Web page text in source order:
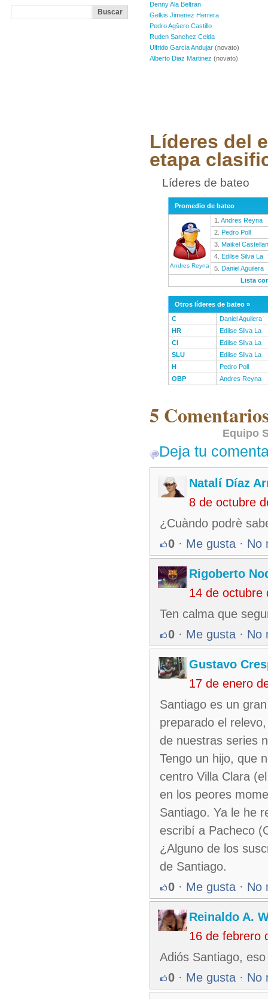
Denny Ala Beltran
Gelkis Jimenez Herrera
Pedro Agšero Castillo
Ruden Sanchez Celda
Ulfrido Garcia Andujar (novato)
Alberto Diaz Martinez (novato)
Líderes del
etapa
Líderes de bateo
Promedio de bateo
Andres Reyna
1. Andres Reyna
2. Pedro Poll
3. Maikel
4. Edilse Silva La
5. Daniel Aguilera
Lista
Otros líderes de bateo »
C
Daniel Aguilera
HR
Edilse Silva La
CI
Edilse Silva La
SLU
Edilse Silva La
H
Pedro Poll
OBP
Andres Reyna
5
Equipo
Deja tu
Natalí Díaz
8 de octubre
¿Cuàndo podrè
0 · Me gusta · No
Rigoberto
14 de octubre
Ten calma que
0 · Me gusta · No
Gustavo
17 de enero
Santiago es un
preparado el
de nuestras series
Tengo un hijo, que
centro Villa Clara
en los peores
Santiago. Ya le he
escribí a Pacheco
¿Alguno de los
de Santiago.
0 · Me gusta · No
Reinaldo A.
16 de febrero
Adiós Santiago,
0 · Me gusta · No